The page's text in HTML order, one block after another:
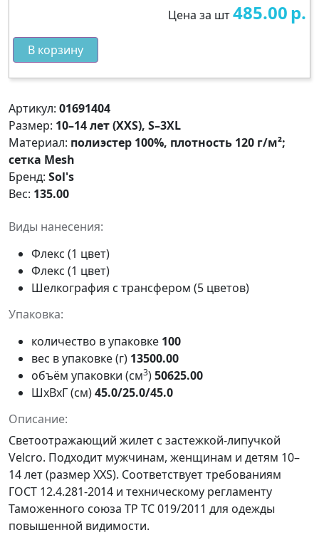
Цена за шт485.00р.
В корзину
Артикул: 01691404
Размер: 10–14 лет (XXS), S–3XL
Материал: полиэстер 100%, плотность 120 г/м²;
сетка Mesh
Бренд: Sol's
Вес: 135.00
Виды нанесения:
Флекс (1 цвет)
Флекс (1 цвет)
Шелкография с трансфером (5 цветов)
Упаковка:
количество в упаковке 100
вес в упаковке (г) 13500.00
объём упаковки (см3)50625.00
ШxВxГ (см)45.0/25.0/45.0
Описание:
Светоотражающий жилет с застежкой-липучкой
Velcro. Подходит мужчинам, женщинам и детям 10–
14 лет (размер XXS). Соответствует требованиям
ГОСТ 12.4.281-2014 и техническому регламенту
Таможенного союза ТР ТС 019/2011 для одежды
повышенной видимости.